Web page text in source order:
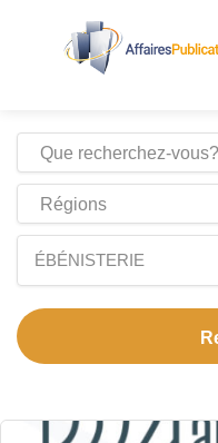
ÉBÉNISTERIE